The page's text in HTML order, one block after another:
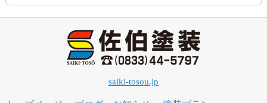
saiki-tosou.jp